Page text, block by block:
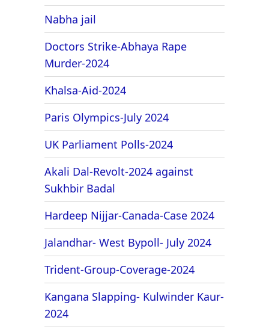
Nabha jail
Doctors Strike-Abhaya Rape
Murder-2024
Khalsa-Aid-2024
Paris Olympics-July 2024
UK Parliament Polls-2024
Akali Dal-Revolt-2024 against
Sukhbir Badal
Hardeep Nijjar-Canada-Case 2024
Jalandhar- West Bypoll- July 2024
Trident-Group-Coverage-2024
Kangana Slapping- Kulwinder Kaur-
2024